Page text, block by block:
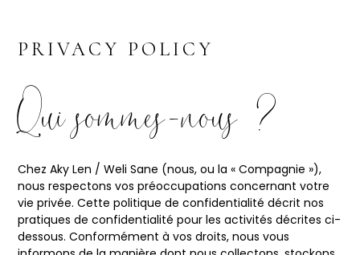
PRIVACY POLICY
Qui sommes-nous ?
Chez Aky Len / Weli Sane (nous, ou la « Compagnie »),
nous respectons vos préoccupations concernant votre
vie privée. Cette politique de confidentialité décrit nos
pratiques de confidentialité pour les activités décrites ci-
dessous. Conformément à vos droits, nous vous